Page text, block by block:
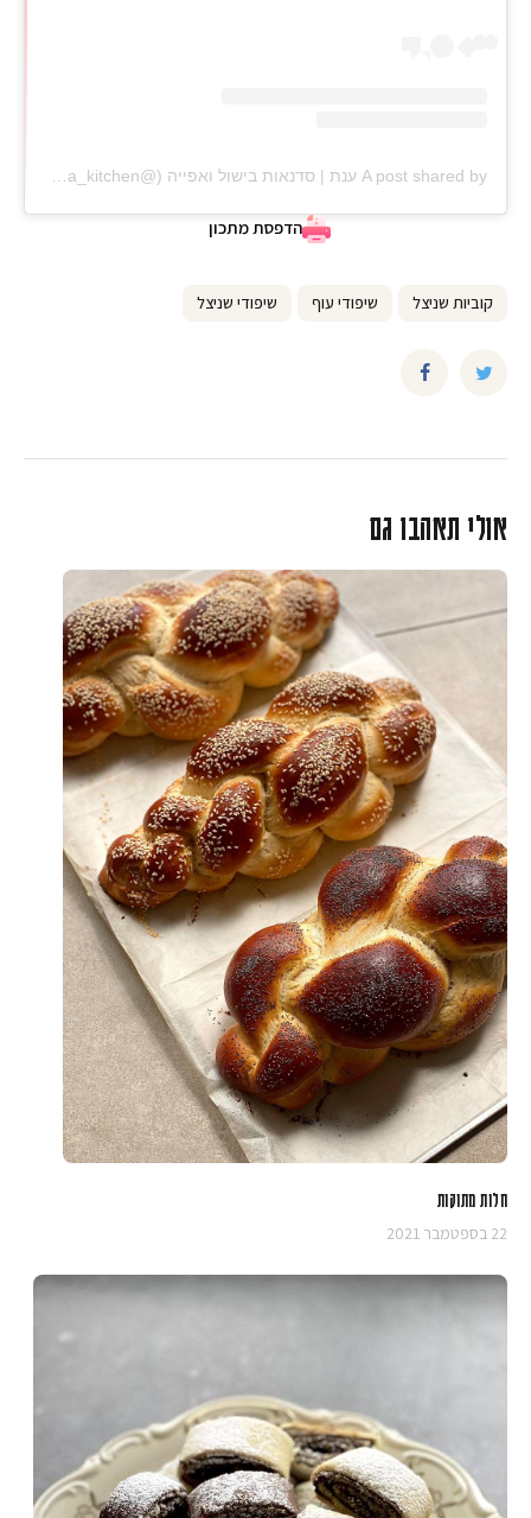
הדפסת מתכון
קוביות שניצל שיפודי עוף שיפודי שניצל
אולי תאהבו גם
חלות מתוקות
22 בספטמבר 2021